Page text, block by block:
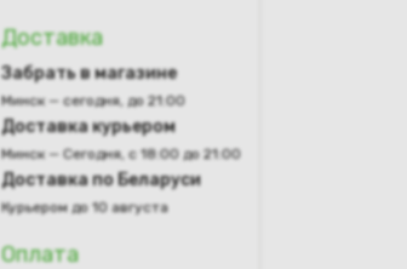
Доставка
Забрать в магазине
Минск — сегодня, до 21:00
Доставка курьером
Минск — Сегодня, с 18:00 до 21:00
Доставка по Беларуси
Курьером до 10 августа
Оплата